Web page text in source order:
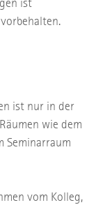
ist
ist nur in der
wie dem
Seminarraum
vom Kolleg,